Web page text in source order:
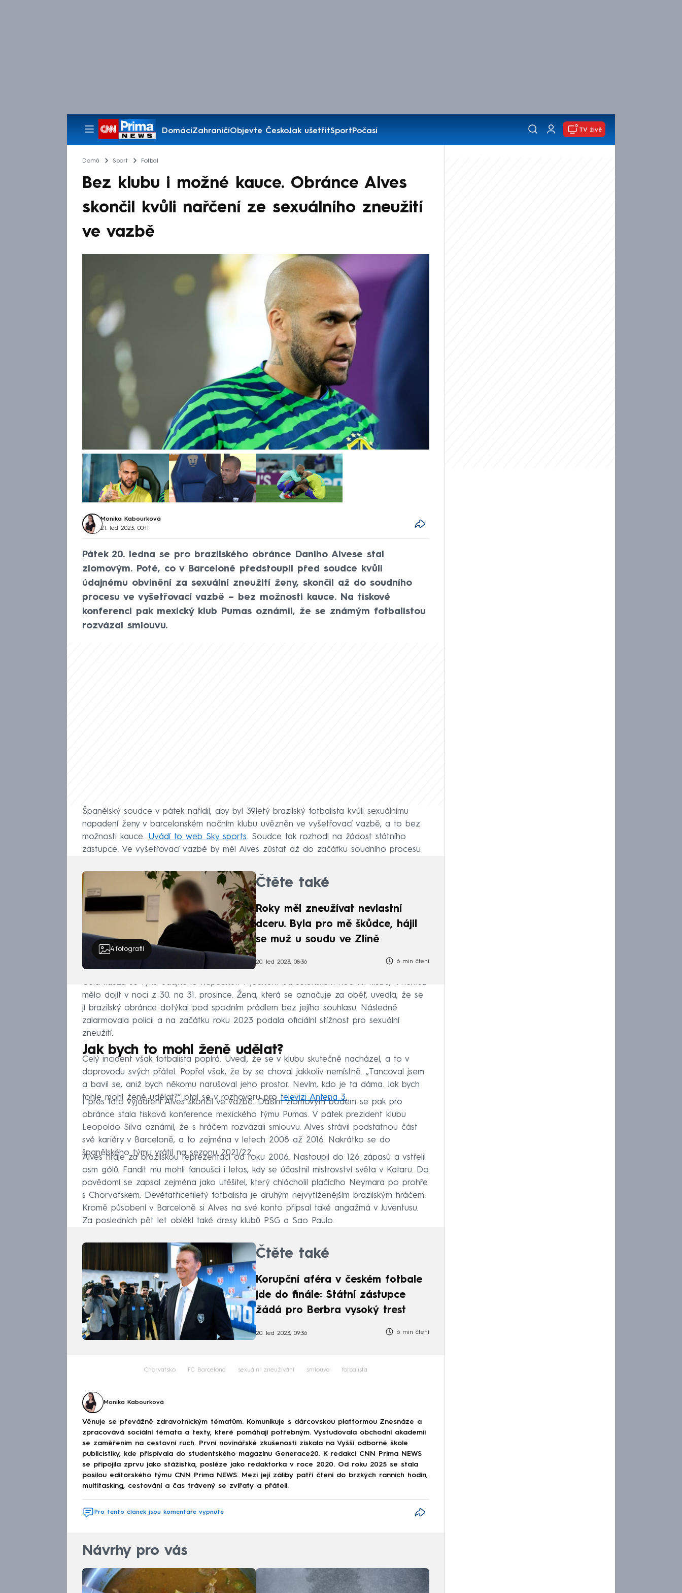
DomácíZahraničíObjevte ČeskoJak ušetřitSportPočasí
Pořady
TV živě
Domů Sport Fotbal
Bez klubu i možné kauce. Obránce Alves
skončil kvůli nařčení ze sexuálního zneužití
ve vazbě
Monika Kabourková
21. led 2023, 00:11
Pátek 20. ledna se pro brazilského obránce Daniho Alvese stal
zlomovým. Poté, co v Barceloně předstoupil před soudce kvůli
údajnému obvinění za sexuální zneužití ženy, skončil až do soudního
procesu ve vyšetřovací vazbě – bez možnosti kauce. Na tiskové
konferenci pak mexický klub Pumas oznámil, že se známým fotbalistou
rozvázal smlouvu.
Španělský soudce v pátek nařídil, aby byl 39letý brazilský fotbalista kvůli sexuálnímu
napadení ženy v barcelonském nočním klubu uvězněn ve vyšetřovací vazbě, a to bez
možnosti kauce. Uvádí to web Sky sports. Soudce tak rozhodl na žádost státního
zástupce. Ve vyšetřovací vazbě by měl Alves zůstat až do začátku soudního procesu.
4 fotografií
Čtěte také
Roky měl zneužívat nevlastní
dceru. Byla pro mě škůdce, hájil
se muž u soudu ve Zlíně
20. led 2023, 08:36 6 min čtení
Celá kauza se týká údajného napadnutí v jednom barcelonském nočním klubu, k němuž
mělo dojít v noci z 30. na 31. prosince. Žena, která se označuje za oběť, uvedla, že se
jí brazilský obránce dotýkal pod spodním prádlem bez jejího souhlasu. Následně
zalarmovala policii a na začátku roku 2023 podala oficiální stížnost pro sexuální
zneužití.
Jak bych to mohl ženě udělat?
Celý incident však fotbalista popírá. Uvedl, že se v klubu skutečně nacházel, a to v
doprovodu svých přátel. Popřel však, že by se choval jakkoliv nemístně. „Tancoval jsem
a bavil se, aniž bych někomu narušoval jeho prostor. Nevím, kdo je ta dáma. Jak bych
tohle mohl ženě udělat?“ ptal se v rozhovoru pro televizi Antena 3.
I přes tato vyjádření Alves skončil ve vazbě. Dalším zlomovým bodem se pak pro
obránce stala tisková konference mexického týmu Pumas. V pátek prezident klubu
Leopoldo Silva oznámil, že s hráčem rozvázali smlouvu. Alves strávil podstatnou část
své kariéry v Barceloně, a to zejména v letech 2008 až 2016. Nakrátko se do
španělského týmu vrátil na sezonu 2021/22.
Alves hraje za brazilskou reprezentaci od roku 2006. Nastoupil do 126 zápasů a vstřelil
osm gólů. Fandit mu mohli fanoušci i letos, kdy se účastnil mistrovství světa v Kataru. Do
povědomí se zapsal zejména jako utěšitel, který chlácholil plačícího Neymara po prohře
s Chorvatskem. Devětatřicetiletý fotbalista je druhým nejvytíženějším brazilským hráčem.
Kromě působení v Barceloně si Alves na své konto připsal také angažmá v Juventusu.
Za posledních pět let oblékl také dresy klubů PSG a Sao Paulo.
Čtěte také
Korupční aféra v českém fotbale
jde do finále: Státní zástupce
žádá pro Berbra vysoký trest
20. led 2023, 09:36 6 min čtení
Chorvatsko FC Barcelona sexuální zneužívání smlouva fotbalista
Monika Kabourková
Věnuje se převážně zdravotnickým tématům. Komunikuje s dárcovskou platformou Znesnáze a
zpracovává sociální témata a texty, které pomáhají potřebným. Vystudovala obchodní akademii
se zaměřením na cestovní ruch. První novinářské zkušenosti získala na Vyšší odborné škole
publicistiky, kde přispívala do studentského magazínu Generace20. K redakci CNN Prima NEWS
se připojila zprvu jako stážistka, posléze jako redaktorka v roce 2020. Od roku 2025 se stala
posilou editorského týmu CNN Prima NEWS. Mezi její záliby patří čtení do brzkých ranních hodin,
multitasking, cestování a čas trávený se zvířaty a přáteli.
Pro tento článek jsou komentáře vypnuté
Návrhy pro vás